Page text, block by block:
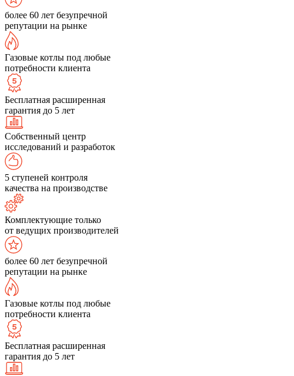
более 60 лет безупречной
репутации на рынке
Газовые котлы под любые
потребности клиента
Бесплатная расширенная
гарантия до 5 лет
Собственный центр
исследований и разработок
5 ступеней контроля
качества на производстве
Комплектующие только
от ведущих производителей
более 60 лет безупречной
репутации на рынке
Газовые котлы под любые
потребности клиента
Бесплатная расширенная
гарантия до 5 лет